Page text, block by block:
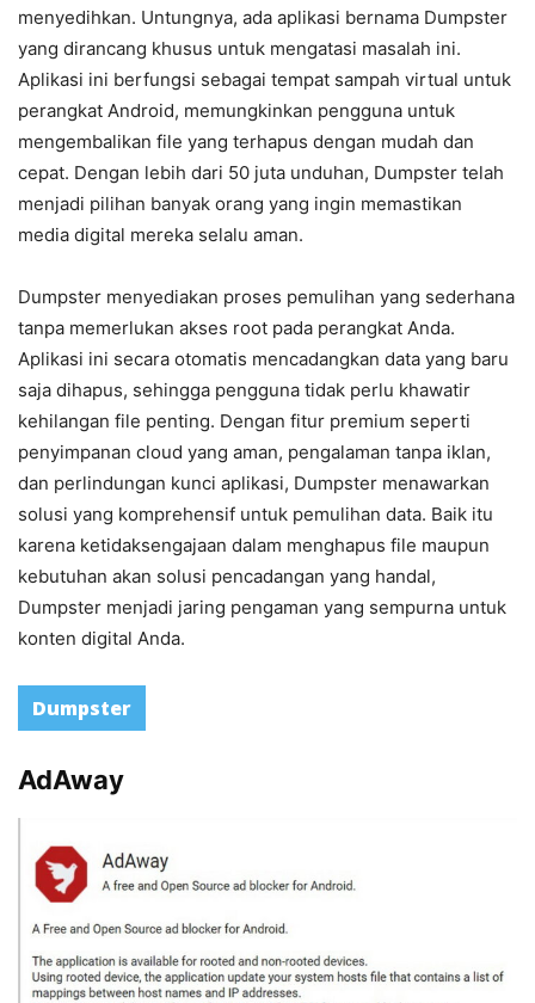
menyedihkan. Untungnya, ada aplikasi bernama Dumpster
yang dirancang khusus untuk mengatasi masalah ini.
Aplikasi ini berfungsi sebagai tempat sampah virtual untuk
perangkat Android, memungkinkan pengguna untuk
mengembalikan file yang terhapus dengan mudah dan
cepat. Dengan lebih dari 50 juta unduhan, Dumpster telah
menjadi pilihan banyak orang yang ingin memastikan
media digital mereka selalu aman.
Dumpster menyediakan proses pemulihan yang sederhana
tanpa memerlukan akses root pada perangkat Anda.
Aplikasi ini secara otomatis mencadangkan data yang baru
saja dihapus, sehingga pengguna tidak perlu khawatir
kehilangan file penting. Dengan fitur premium seperti
penyimpanan cloud yang aman, pengalaman tanpa iklan,
dan perlindungan kunci aplikasi, Dumpster menawarkan
solusi yang komprehensif untuk pemulihan data. Baik itu
karena ketidaksengajaan dalam menghapus file maupun
kebutuhan akan solusi pencadangan yang handal,
Dumpster menjadi jaring pengaman yang sempurna untuk
konten digital Anda.
Dumpster
AdAway